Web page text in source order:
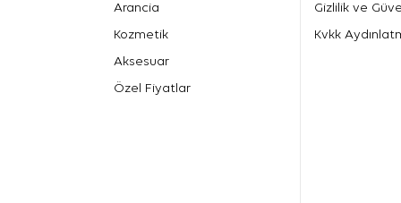
Arancia
Kozmetik
Aksesuar
Özel Fiyatlar
Gizlilik ve
Kvkk